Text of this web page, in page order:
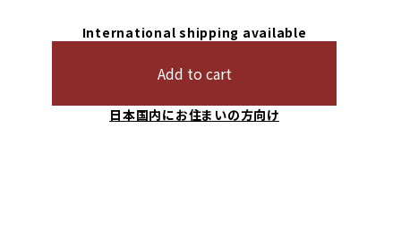
International shipping available
Add to cart
日本国内にお住まいの方向け